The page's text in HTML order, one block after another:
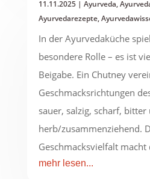
11.11.2025| Ayurveda,
Ayurvedarezepte,
In der Ayurvedaküche
besondere Rolle – es ist
Beigabe. Ein Chutney
Geschmacksrichtungen
sauer, salzig, scharf, bitter
herb/zusammenziehend.
Geschmacksvielfalt macht
mehr lesen...